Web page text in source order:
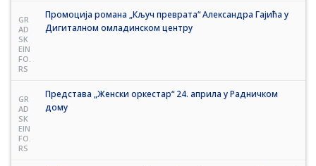
GR
AD
SK
EIN
FO.
RS
Промоција романа „Кључ преврата“ Александра Гајића у
Дигиталном омладинском центру
GR
AD
SK
EIN
FO.
RS
Представа „Женски оркестар“ 24. априла у Радничком
дому